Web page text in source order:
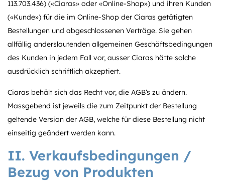
113.703.436) («Ciaras» oder «Online-Shop») und ihren Kunden
(«Kunde») für die im Online-Shop der Ciaras getätigten
Bestellungen und abgeschlossenen Verträge. Sie gehen
allfällig anderslautenden allgemeinen Geschäftsbedingungen
des Kunden in jedem Fall vor, ausser Ciaras hätte solche
ausdrücklich schriftlich akzeptiert.
Ciaras behält sich das Recht vor, die AGB‘s zu ändern.
Massgebend ist jeweils die zum Zeitpunkt der Bestellung
geltende Version der AGB, welche für diese Bestellung nicht
einseitig geändert werden kann.
II. Verkaufsbedingungen /
Bezug von Produkten